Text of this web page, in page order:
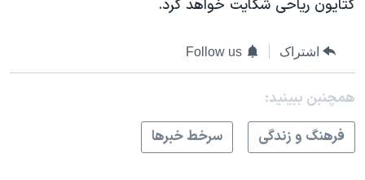
کتایون ریاحی شکایت خواهد کرد.
اشتراک Follow us
همچنبن ببینید:
فرهنگ و زندگی
سرخط خبرها